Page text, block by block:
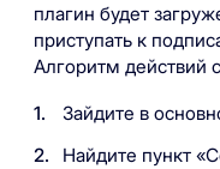
плагин будет
приступать к
Алгоритм действий
Зайдите в
Найдите пункт